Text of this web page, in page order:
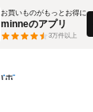
お買いものがもっとお得に
minneのアプリ
3万件以上